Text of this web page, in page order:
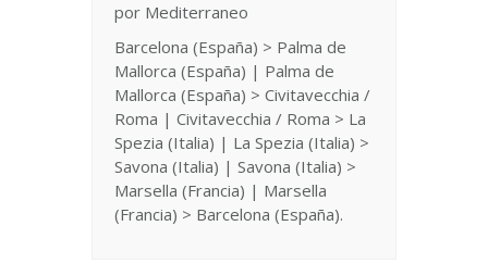
por Mediterraneo
Barcelona (España) > Palma de
Mallorca (España) | Palma de
Mallorca (España) > Civitavecchia /
Roma | Civitavecchia / Roma > La
Spezia (Italia) | La Spezia (Italia) >
Savona (Italia) | Savona (Italia) >
Marsella (Francia) | Marsella
(Francia) > Barcelona (España).